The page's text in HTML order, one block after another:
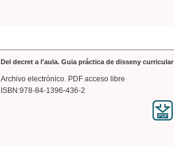
Del decret a l'aula. Guia práctica de disseny curricular
Archivo electrónico. PDF acceso libre
ISBN:978-84-1396-436-2